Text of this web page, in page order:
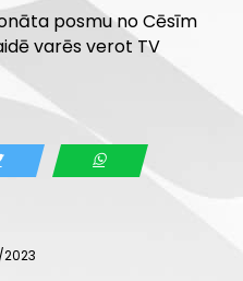
posmu no Cēsīm
varēs verot TV